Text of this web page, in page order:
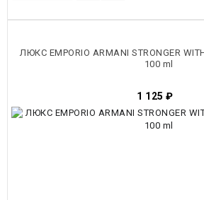
ЛЮКС EMPORIO ARMANI STRONGER
100 ml
1 125 ₽